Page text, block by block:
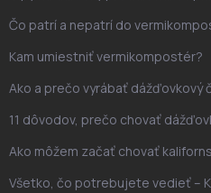
Čo patrí a nepatrí do
Kam umiestniť vermikompostér?
Ako a prečo vyrábať dážďovkový
11 dôvodov, prečo chovať
Ako môžem začať chovať
Všetko, čo potrebujete vedieť –